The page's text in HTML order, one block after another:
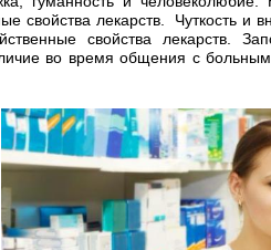
свойства лекарств. Чуткость и
свойства лекарств.
во время общения с больным